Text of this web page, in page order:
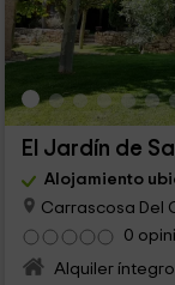
El Jardín de
Alojamiento
Carrascosa Del
0
Alquiler íntegro